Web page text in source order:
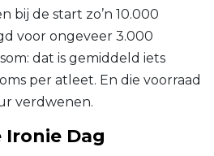
bij de start zo’n 10.000
voor ongeveer 3.000
dat is gemiddeld iets
per atleet. En die voorraad
verdwenen.
Dag